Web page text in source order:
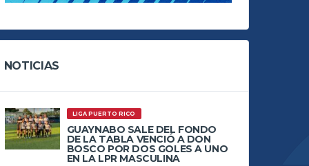
NOTICIAS
LIGA PUERTO RICO
GUAYNABO SALE DEL FONDO
DE LA TABLA VENCIÓ A DON
BOSCO POR DOS GOLES A UNO
EN LA LPR MASCULINA